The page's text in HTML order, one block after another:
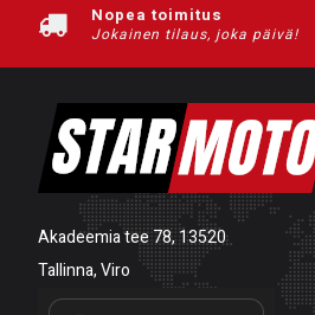
Nopea toimitus
Jokainen tilaus, joka päivä!
Akadeemia tee 78, 13520
Tallinna, Viro